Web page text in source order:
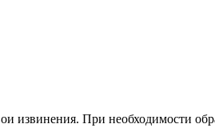
извинения. При необходимости